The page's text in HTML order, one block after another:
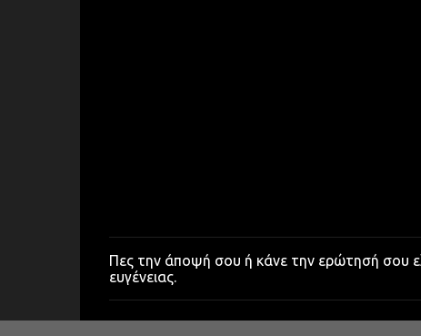
Δ
η
μ
Πες την άποψή σου ή κάνε την ερώτησή σου
ευγένειας.